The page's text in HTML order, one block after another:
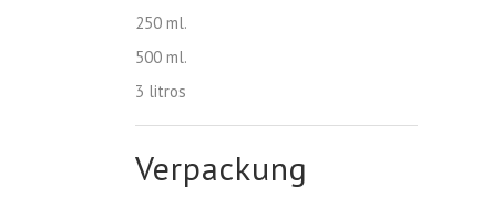
250 ml.
500 ml.
3 litros
Verpackung